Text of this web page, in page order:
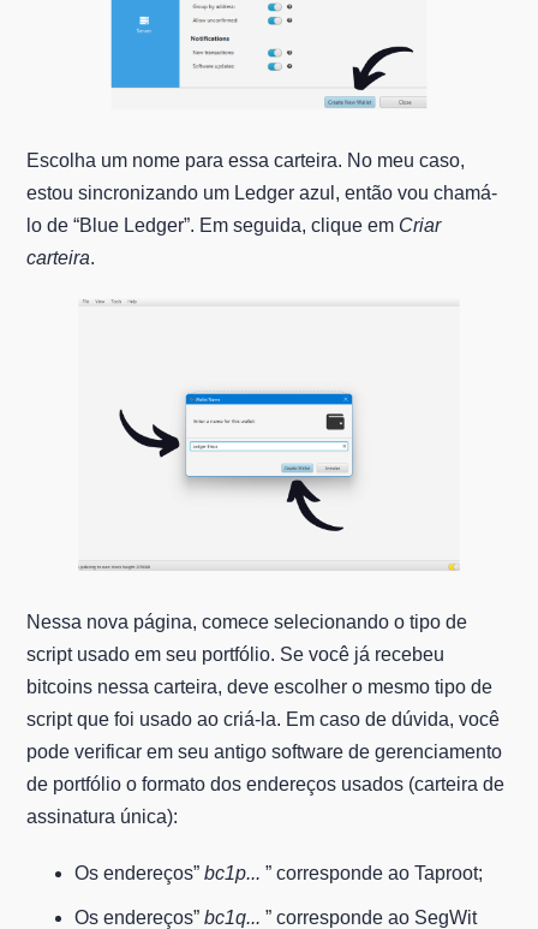
Escolha um nome para essa carteira. No meu caso,
estou sincronizando um Ledger azul, então vou chamá-
lo de “Blue Ledger”. Em seguida, clique em Criar
carteira.
Nessa nova página, comece selecionando o tipo de
script usado em seu portfólio. Se você já recebeu
bitcoins nessa carteira, deve escolher o mesmo tipo de
script que foi usado ao criá-la. Em caso de dúvida, você
pode verificar em seu antigo software de gerenciamento
de portfólio o formato dos endereços usados (carteira de
assinatura única):
Os endereços”bc1p...” corresponde ao Taproot;
Os endereços”bc1q...” corresponde ao SegWit